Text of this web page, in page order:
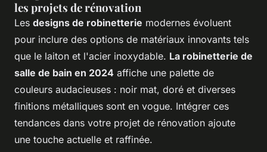
les projets de rénovation
Les designs de robinetterie modernes évoluent
pour inclure des options de matériaux innovants tels
que le laiton et l'acier inoxydable. La robinetterie de
salle de bain en 2024 affiche une palette de
couleurs audacieuses : noir mat, doré et diverses
finitions métalliques sont en vogue. Intégrer ces
tendances dans votre projet de rénovation ajoute
une touche actuelle et raffinée.